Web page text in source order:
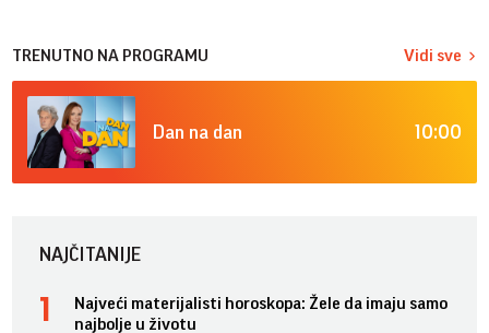
TRENUTNO NA PROGRAMU Vidi sve
Dan na dan 10:00
NAJČITANIJE
Najveći materijalisti horoskopa: Žele da imaju samo
najbolje u životu